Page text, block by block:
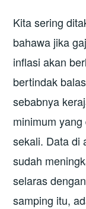
Kita sering
bahawa jika
inflasi akan
bertindak
sebabnya
minimum
sekali. Data di
sudah
selaras
samping itu,